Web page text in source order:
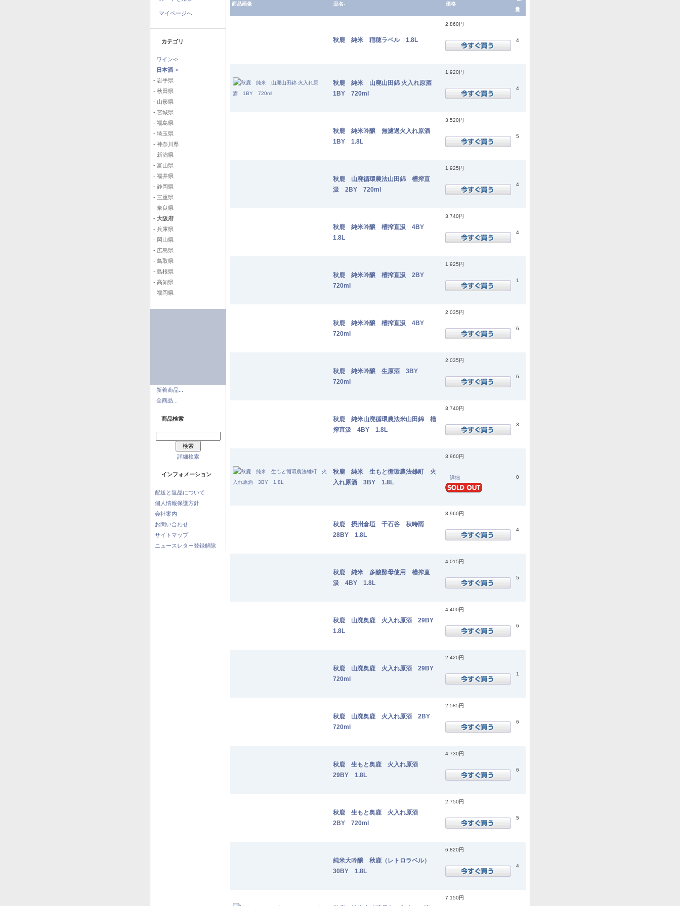
マイページへ
カテゴリ
ワイン->
日本酒->
- 岩手県
- 秋田県
- 山形県
- 宮城県
- 福島県
- 埼玉県
- 神奈川県
- 新潟県
- 富山県
- 福井県
- 静岡県
- 三重県
- 奈良県
- 大阪府
- 兵庫県
- 岡山県
- 広島県
- 鳥取県
- 島根県
- 高知県
- 福岡県
新着商品...
全商品...
商品検索
詳細検索
インフォメーション
配送と返品について
個人情報保護方針
会社案内
お問い合わせ
サイトマップ
ニュースレター登録解除
商品画像 品名- 価格
量.
秋鹿 純米 稲穂ラベル 1.8L
2,860円
4
秋鹿 純米 山廃山田錦 火入れ原酒
1BY 720ml
1,920円
4
秋鹿 純米吟醸 無濾過火入れ原酒
1BY 1.8L
3,520円
5
秋鹿 山廃循環農法山田錦 槽搾直
汲 2BY 720ml
1,925円
4
秋鹿 純米吟醸 槽搾直汲 4BY
1.8L
3,740円
4
秋鹿 純米吟醸 槽搾直汲 2BY
720ml
1,925円
1
秋鹿 純米吟醸 槽搾直汲 4BY
720ml
2,035円
6
秋鹿 純米吟醸 生原酒 3BY
720ml
2,035円
6
秋鹿 純米山廃循環農法米山田錦 槽
搾直汲 4BY 1.8L
3,740円
3
秋鹿 純米 生もと循環農法雄町 火
入れ原酒 3BY 1.8L
3,960円
...詳細 0
秋鹿 摂州倉垣 千石谷 秋時雨
28BY 1.8L
3,960円
4
秋鹿 純米 多酸酵母使用 槽搾直
汲 4BY 1.8L
4,015円
5
秋鹿 山廃奥鹿 火入れ原酒 29BY
1.8L
4,400円
6
秋鹿 山廃奥鹿 火入れ原酒 29BY
720ml
2,420円
1
秋鹿 山廃奥鹿 火入れ原酒 2BY
720ml
2,585円
6
秋鹿 生もと奥鹿 火入れ原酒
29BY 1.8L
4,730円
6
秋鹿 生もと奥鹿 火入れ原酒
2BY 720ml
2,750円
5
純米大吟醸 秋鹿（レトロラベル）
30BY 1.8L
6,820円
4
7,150円